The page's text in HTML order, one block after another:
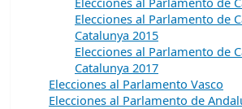
Elecciones al Parlamento de
Catalunya 2015
Elecciones al Parlamento de
Catalunya 2017
Elecciones al Parlamento Vasco
Elecciones al Parlamento de